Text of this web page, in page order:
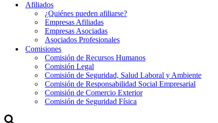
Afiliados
¿Quiénes pueden afiliarse?
Empresas Afiliadas
Empresas Asociadas
Asociados Profesionales
Comisiones
Comisión de Recursos Humanos
Comisión Legal
Comisión de Seguridad, Salud Laboral y Ambiente
Comisión de Responsabilidad Social Empresarial
Comisión de Comercio Exterior
Comisión de Seguridad Física